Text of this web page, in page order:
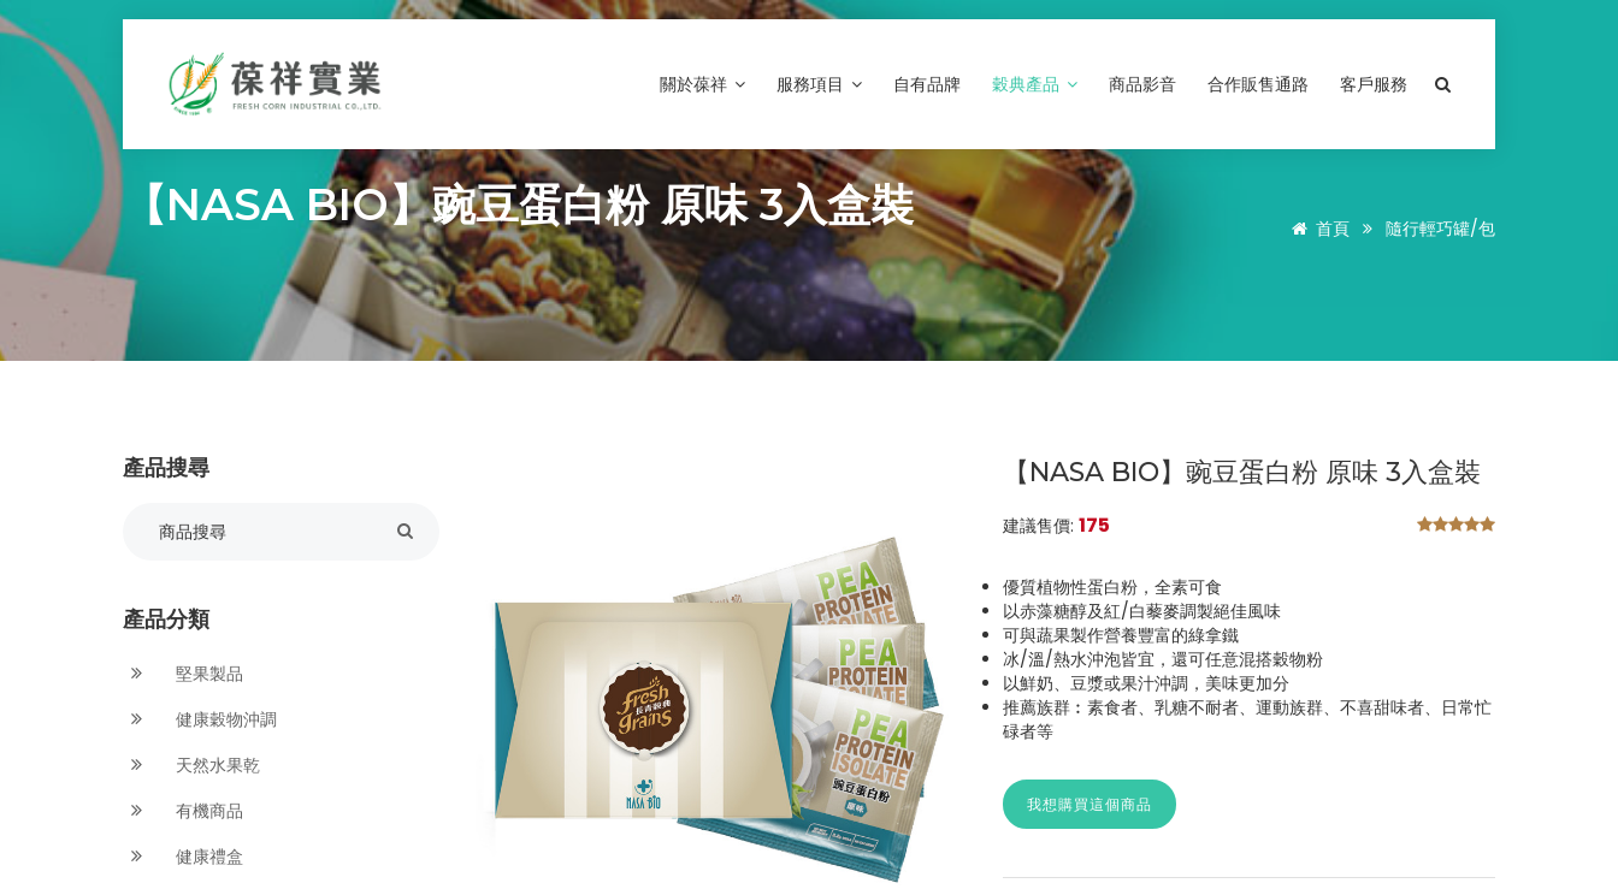
關於葆祥 服務項目 自有品牌 穀典產品 商品影音 合作販售通路 客戶服務
【NASA BIO】豌豆蛋白粉 原味 3入盒裝 首頁 隨行輕巧罐/包
產品搜尋
產品分類
堅果製品
健康穀物沖調
天然水果乾
有機商品
健康禮盒
【NASA BIO】豌豆蛋白粉 原味 3入盒裝
建議售價: 175
優質植物性蛋白粉，全素可食
以赤藻糖醇及紅/白藜麥調製絕佳風味
可與蔬果製作營養豐富的綠拿鐵
冰/溫/熱水沖泡皆宜，還可任意混搭穀物粉
以鮮奶、豆漿或果汁沖調，美味更加分
推薦族群︰素食者、乳糖不耐者、運動族群、不喜甜味者、日常忙
碌者等
我想購買這個商品